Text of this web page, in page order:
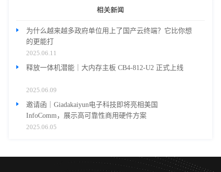
相关新闻
为什么越来越多政府单位用上了国产云终端？它比你想
的更能打
2025.06.11
释放一体机潜能｜大内存主板 CB4-812-U2 正式上线
2025.06.09
邀请函｜Giadakaiyun电子科技即将亮相美国
InfoComm，展示高可靠性商用硬件方案
2025.06.05